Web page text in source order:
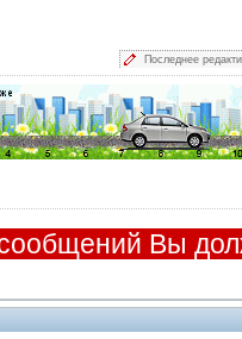
Последнее
Вы